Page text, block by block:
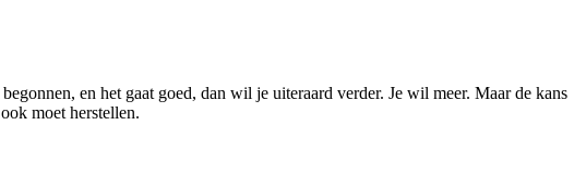
en het gaat goed, dan wil je uiteraard verder. Je wil meer. Maar de kans
moet herstellen.